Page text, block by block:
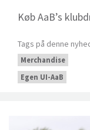
Køb AaB’s
Tags på denne
Merchandise
Egen UI-AaB